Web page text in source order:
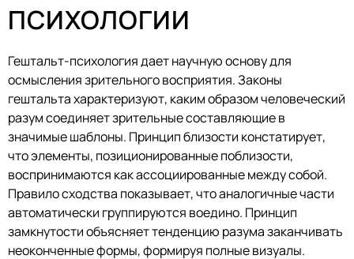
ПСИХОЛОГИИ
Гештальт-психология дает научную основу для
осмысления зрительного восприятия. Законы
гештальта характеризуют, каким образом человеческий
разум соединяет зрительные составляющие в
значимые шаблоны. Принцип близости констатирует,
что элементы, позиционированные поблизости,
воспринимаются как ассоциированные между собой.
Правило сходства показывает, что аналогичные части
автоматически группируются воедино. Принцип
замкнутости объясняет тенденцию разума заканчивать
неоконченные формы, формируя полные визуалы.